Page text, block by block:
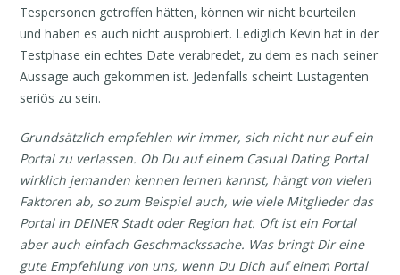
Tespersonen getroffen hätten, können wir nicht beurteilen
und haben es auch nicht ausprobiert. Lediglich Kevin hat in der
Testphase ein echtes Date verabredet, zu dem es nach seiner
Aussage auch gekommen ist. Jedenfalls scheint Lustagenten
seriös zu sein.
Grundsätzlich empfehlen wir immer, sich nicht nur auf ein
Portal zu verlassen. Ob Du auf einem Casual Dating Portal
wirklich jemanden kennen lernen kannst, hängt von vielen
Faktoren ab, so zum Beispiel auch, wie viele Mitglieder das
Portal in DEINER Stadt oder Region hat. Oft ist ein Portal
aber auch einfach Geschmackssache. Was bringt Dir eine
gute Empfehlung von uns, wenn Du Dich auf einem Portal